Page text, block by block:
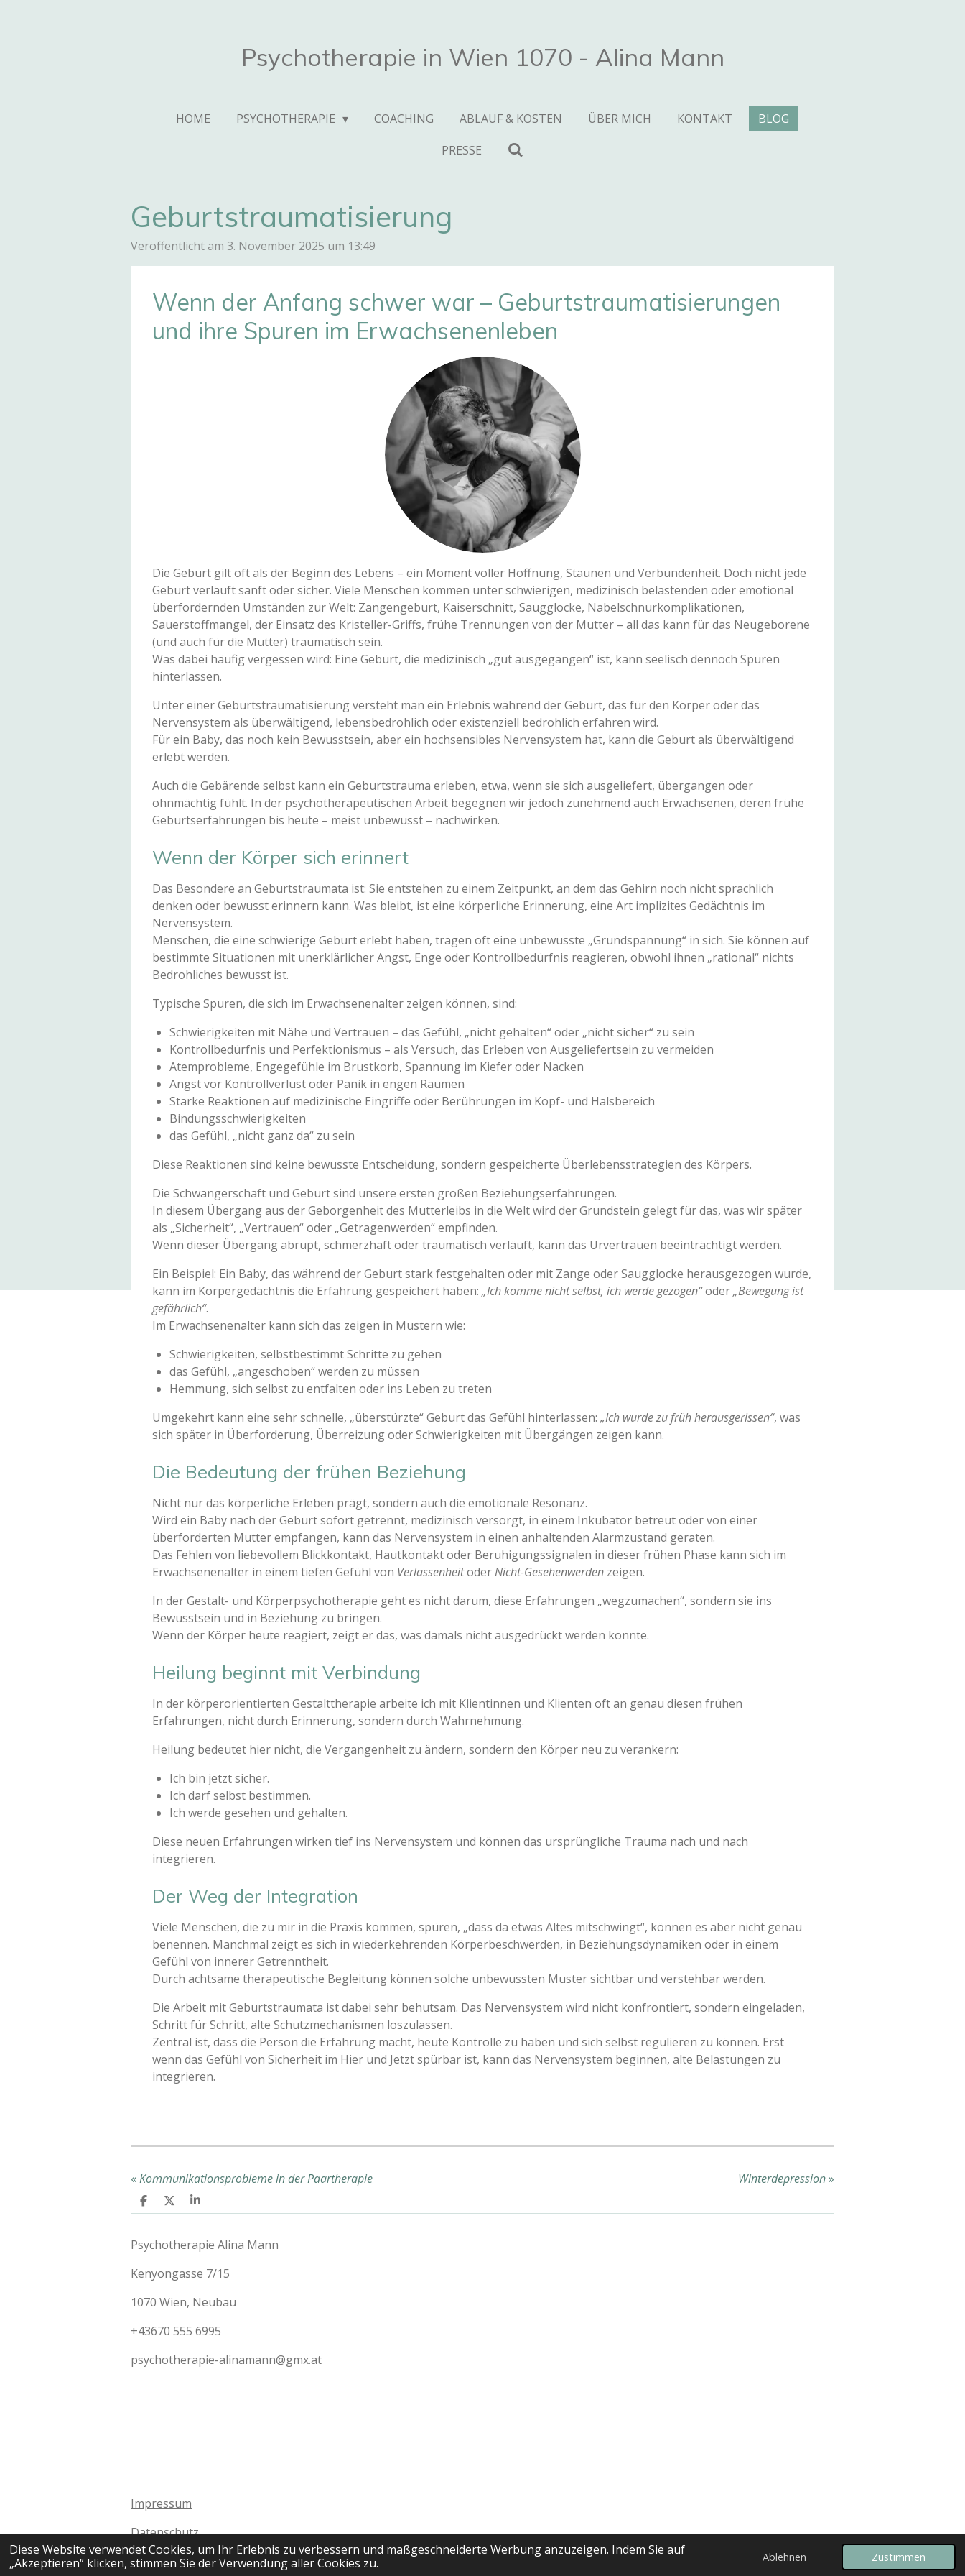
Diese Website verwendet Cookies, um Ihr Erlebnis zu verbessern und maßgeschneiderte Werbung anzuzeigen. Indem Sie auf
„Akzeptieren“ klicken, stimmen Sie der Verwendung aller Cookies zu.
Ablehnen Zustimmen
Psychotherapie in Wien 1070 - Alina Mann
HOME PSYCHOTHERAPIE COACHING ABLAUF & KOSTEN ÜBER MICH KONTAKT
BLOG
PRESSE
Geburtstraumatisierung
Veröffentlicht am 3. November 2025 um 13:49
Wenn der Anfang schwer war – Geburtstraumatisierungen
und ihre Spuren im Erwachsenenleben
Die Geburt gilt oft als der Beginn des Lebens – ein Moment voller Hoffnung, Staunen und Verbundenheit. Doch nicht jede
Geburt verläuft sanft oder sicher. Viele Menschen kommen unter schwierigen, medizinisch belastenden oder emotional
überfordernden Umständen zur Welt: Zangengeburt, Kaiserschnitt, Saugglocke, Nabelschnurkomplikationen,
Sauerstoffmangel, der Einsatz des Kristeller-Griffs, frühe Trennungen von der Mutter – all das kann für das Neugeborene
(und auch für die Mutter) traumatisch sein.
Was dabei häufig vergessen wird: Eine Geburt, die medizinisch „gut ausgegangen“ ist, kann seelisch dennoch Spuren
hinterlassen.
Unter einer Geburtstraumatisierung versteht man ein Erlebnis während der Geburt, das für den Körper oder das
Nervensystem als überwältigend, lebensbedrohlich oder existenziell bedrohlich erfahren wird.
Für ein Baby, das noch kein Bewusstsein, aber ein hochsensibles Nervensystem hat, kann die Geburt als überwältigend
erlebt werden.
Auch die Gebärende selbst kann ein Geburtstrauma erleben, etwa, wenn sie sich ausgeliefert, übergangen oder
ohnmächtig fühlt. In der psychotherapeutischen Arbeit begegnen wir jedoch zunehmend auch Erwachsenen, deren frühe
Geburtserfahrungen bis heute – meist unbewusst – nachwirken.
Wenn der Körper sich erinnert
Das Besondere an Geburtstraumata ist: Sie entstehen zu einem Zeitpunkt, an dem das Gehirn noch nicht sprachlich
denken oder bewusst erinnern kann. Was bleibt, ist eine körperliche Erinnerung, eine Art implizites Gedächtnis im
Nervensystem.
Menschen, die eine schwierige Geburt erlebt haben, tragen oft eine unbewusste „Grundspannung“ in sich. Sie können auf
bestimmte Situationen mit unerklärlicher Angst, Enge oder Kontrollbedürfnis reagieren, obwohl ihnen „rational“ nichts
Bedrohliches bewusst ist.
Typische Spuren, die sich im Erwachsenenalter zeigen können, sind:
Schwierigkeiten mit Nähe und Vertrauen – das Gefühl, „nicht gehalten“ oder „nicht sicher“ zu sein
Kontrollbedürfnis und Perfektionismus – als Versuch, das Erleben von Ausgeliefertsein zu vermeiden
Atemprobleme, Engegefühle im Brustkorb, Spannung im Kiefer oder Nacken
Angst vor Kontrollverlust oder Panik in engen Räumen
Starke Reaktionen auf medizinische Eingriffe oder Berührungen im Kopf- und Halsbereich
Bindungsschwierigkeiten
das Gefühl, „nicht ganz da“ zu sein
Diese Reaktionen sind keine bewusste Entscheidung, sondern gespeicherte Überlebensstrategien des Körpers.
Die Schwangerschaft und Geburt sind unsere ersten großen Beziehungserfahrungen.
In diesem Übergang aus der Geborgenheit des Mutterleibs in die Welt wird der Grundstein gelegt für das, was wir später
als „Sicherheit“, „Vertrauen“ oder „Getragenwerden“ empfinden.
Wenn dieser Übergang abrupt, schmerzhaft oder traumatisch verläuft, kann das Urvertrauen beeinträchtigt werden.
Ein Beispiel: Ein Baby, das während der Geburt stark festgehalten oder mit Zange oder Saugglocke herausgezogen wurde,
kann im Körpergedächtnis die Erfahrung gespeichert haben: „Ich komme nicht selbst, ich werde gezogen“oder„Bewegung ist
gefährlich“.
Im Erwachsenenalter kann sich das zeigen in Mustern wie:
Schwierigkeiten, selbstbestimmt Schritte zu gehen
das Gefühl, „angeschoben“ werden zu müssen
Hemmung, sich selbst zu entfalten oder ins Leben zu treten
Umgekehrt kann eine sehr schnelle, „überstürzte“ Geburt das Gefühl hinterlassen: „Ich wurde zu früh herausgerissen“, was
sich später in Überforderung, Überreizung oder Schwierigkeiten mit Übergängen zeigen kann.
Die Bedeutung der frühen Beziehung
Nicht nur das körperliche Erleben prägt, sondern auch die emotionale Resonanz.
Wird ein Baby nach der Geburt sofort getrennt, medizinisch versorgt, in einem Inkubator betreut oder von einer
überforderten Mutter empfangen, kann das Nervensystem in einen anhaltenden Alarmzustand geraten.
Das Fehlen von liebevollem Blickkontakt, Hautkontakt oder Beruhigungssignalen in dieser frühen Phase kann sich im
Erwachsenenalter in einem tiefen Gefühl von VerlassenheitoderNicht-Gesehenwerden zeigen.
In der Gestalt- und Körperpsychotherapie geht es nicht darum, diese Erfahrungen „wegzumachen“, sondern sie ins
Bewusstsein und in Beziehung zu bringen.
Wenn der Körper heute reagiert, zeigt er das, was damals nicht ausgedrückt werden konnte.
Heilung beginnt mit Verbindung
In der körperorientierten Gestalttherapie arbeite ich mit Klientinnen und Klienten oft an genau diesen frühen
Erfahrungen, nicht durch Erinnerung, sondern durch Wahrnehmung.
Heilung bedeutet hier nicht, die Vergangenheit zu ändern, sondern den Körper neu zu verankern:
Ich bin jetzt sicher.
Ich darf selbst bestimmen.
Ich werde gesehen und gehalten.
Diese neuen Erfahrungen wirken tief ins Nervensystem und können das ursprüngliche Trauma nach und nach
integrieren.
Der Weg der Integration
Viele Menschen, die zu mir in die Praxis kommen, spüren, „dass da etwas Altes mitschwingt“, können es aber nicht genau
benennen. Manchmal zeigt es sich in wiederkehrenden Körperbeschwerden, in Beziehungsdynamiken oder in einem
Gefühl von innerer Getrenntheit.
Durch achtsame therapeutische Begleitung können solche unbewussten Muster sichtbar und verstehbar werden.
Die Arbeit mit Geburtstraumata ist dabei sehr behutsam. Das Nervensystem wird nicht konfrontiert, sondern eingeladen,
Schritt für Schritt, alte Schutzmechanismen loszulassen.
Zentral ist, dass die Person die Erfahrung macht, heute Kontrolle zu haben und sich selbst regulieren zu können. Erst
wenn das Gefühl von Sicherheit im Hier und Jetzt spürbar ist, kann das Nervensystem beginnen, alte Belastungen zu
integrieren.
«Kommunikationsprobleme in der Paartherapie Winterdepression»
T
e
e
T
e
l
e
T
e
e
Psychotherapie Alina Mann
Kenyongasse 7/15
1070 Wien, Neubau
+43670 555 6995
psychotherapie-alinamann@gmx.at
Impressum
Datenschutz
© 2023 Psychotherapie Alina Mann